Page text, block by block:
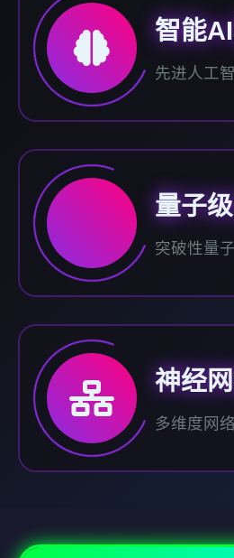
智能
先进人工
量子
突破性量
神经
多维度网